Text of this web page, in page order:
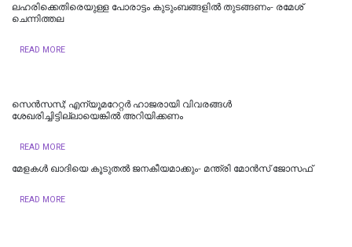
ലഹരിക്കെതിരെയുള്ള പോരാട്ടം കുടുംബങ്ങളിൽ തുടങ്ങണം- രമേശ്
ചെന്നിത്തല
READ MORE
സെൻസസ്; എന്യൂമറേറ്റർ ഹാജരായി വിവരങ്ങൾ
ശേഖരിച്ചിട്ടില്ലായെങ്കിൽ അറിയിക്കണം
READ MORE
മേളകൾ ഖാദിയെ കൂടുതൽ ജനകീയമാക്കും- മന്ത്രി മോൻസ് ജോസഫ്
READ MORE